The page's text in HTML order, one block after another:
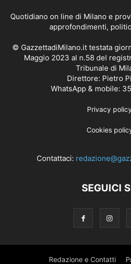
Quotidiano on line di Milano e
approfondimenti,
© GazzettadiMilano.it testata
Maggio 2023 al n.58 del
Tribunale di
Direttore: Pietro
WhatsApp & mobile:
Privacy
Cookies
Contattaci:
SEGUICI
Redazione e Contatti